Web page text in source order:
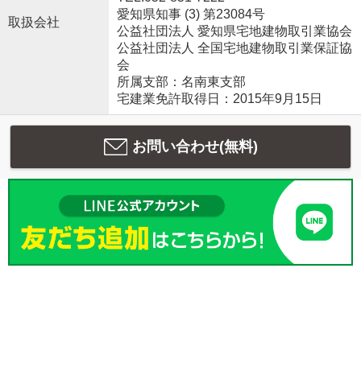
取扱会社
愛知県知事 (3) 第23084号
公益社団法人 愛知県宅地建物取引業協会
公益社団法人 全国宅地建物取引業保証協
会
所属支部：名南東支部
宅建業免許取得日：2015年9月15日
お問い合わせ(無料)